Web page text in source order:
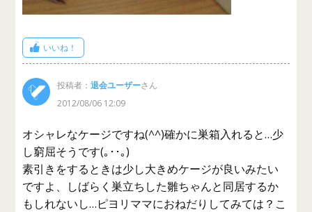
いいね！
投稿者：退会ユーザーさん
2012/08/06 12:09
オシャレなケージですね(^^)確かに巣箱入れると…少
し窮屈そうです(｡･･｡)
素引きをするときは少し大きめケージが良いみたい
ですよ、しばらく巣立ちした雛ちゃんと同居するか
もしれないし…ピヨリママにおねだりしてみては？こ